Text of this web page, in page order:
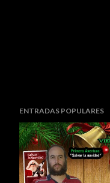
ENTRADAS POPULARES